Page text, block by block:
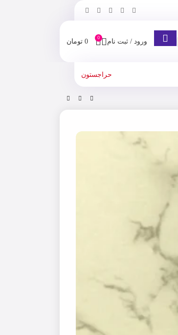
ورود / ثبت نام 0
0 تومان
حراجستون